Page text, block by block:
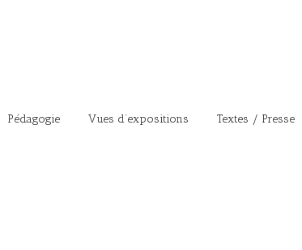
Pédagogie Vues d’expositions Textes / Presse